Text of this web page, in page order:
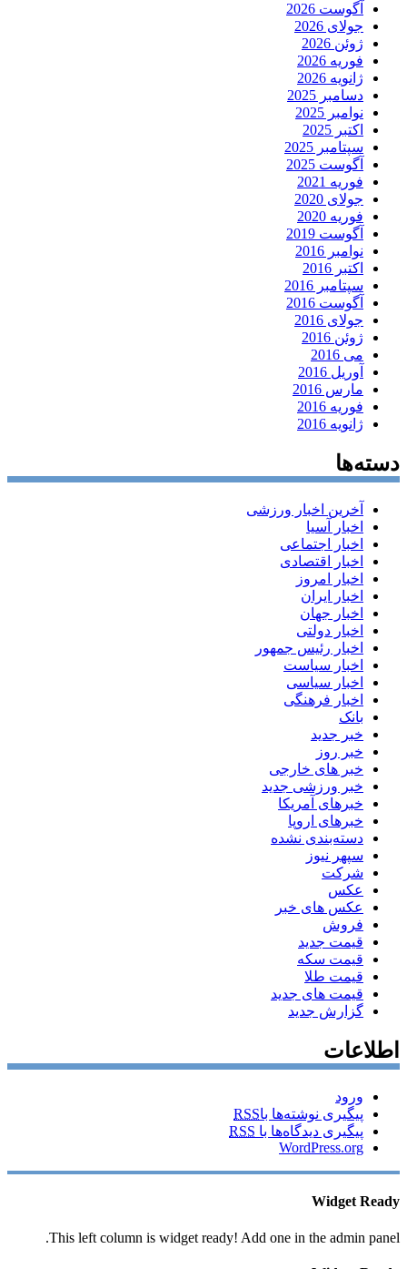
آگوست 2026
جولای 2026
ژوئن 2026
فوریه 2026
ژانویه 2026
دسامبر 2025
نوامبر 2025
اکتبر 2025
سپتامبر 2025
آگوست 2025
فوریه 2021
جولای 2020
فوریه 2020
آگوست 2019
نوامبر 2016
اکتبر 2016
سپتامبر 2016
آگوست 2016
جولای 2016
ژوئن 2016
می 2016
آوریل 2016
مارس 2016
فوریه 2016
ژانویه 2016
دسته‌ها
آخرین اخبار ورزشی
اخبار آسیا
اخبار اجتماعی
اخبار اقتصادی
اخبار امروز
اخبار ایران
اخبار جهان
اخبار دولتی
اخبار رئیس جمهور
اخبار سیاست
اخبار سیاسی
اخبار فرهنگی
بانک
خبر جدید
خبر روز
خبر های خارجی
خبر ورزشی جدید
خبرهای آمریکا
خبرهای اروپا
دسته‌بندی نشده
سپهر نیوز
شرکت
عکس
عکس های خبر
فروش
قیمت جدید
قیمت سکه
قیمت طلا
قیمت های جدید
گزارش جدید
اطلاعات
ورود
پیگیری نوشته‌ها باRSS
پیگیری دیدگاه‌ها با RSS
WordPress.org
Widget Ready
This left column is widget ready! Add one in the admin panel.